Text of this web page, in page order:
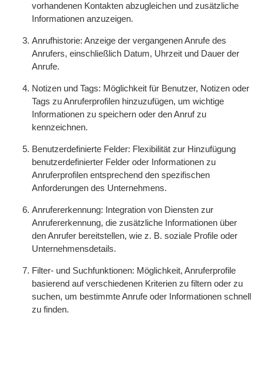
vorhandenen Kontakten abzugleichen und zusätzliche
Informationen anzuzeigen.
Anrufhistorie: Anzeige der vergangenen Anrufe des
Anrufers, einschließlich Datum, Uhrzeit und Dauer der
Anrufe.
Notizen und Tags: Möglichkeit für Benutzer, Notizen oder
Tags zu Anruferprofilen hinzuzufügen, um wichtige
Informationen zu speichern oder den Anruf zu
kennzeichnen.
Benutzerdefinierte Felder: Flexibilität zur Hinzufügung
benutzerdefinierter Felder oder Informationen zu
Anruferprofilen entsprechend den spezifischen
Anforderungen des Unternehmens.
Anrufererkennung: Integration von Diensten zur
Anrufererkennung, die zusätzliche Informationen über
den Anrufer bereitstellen, wie z. B. soziale Profile oder
Unternehmensdetails.
Filter- und Suchfunktionen: Möglichkeit, Anruferprofile
basierend auf verschiedenen Kriterien zu filtern oder zu
suchen, um bestimmte Anrufe oder Informationen schnell
zu finden.